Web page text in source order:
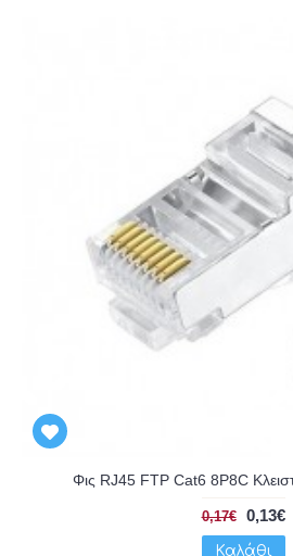
Φις RJ45 FTP Cat6 8P8C
0,17€ 0,13€
Καλάθι